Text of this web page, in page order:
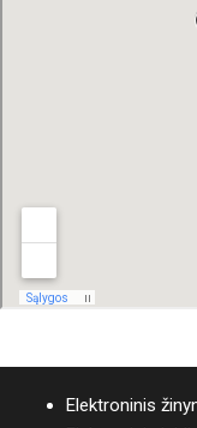
Elektroninis